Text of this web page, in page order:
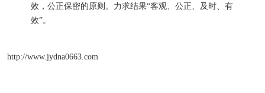
效，公正保密的原则。力求结果“客观、公正、及时、有
效”。
http://www.jydna0663.com